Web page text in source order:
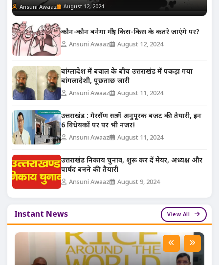
Ansuni Awaaz August 12, 2024
कौन-कौन बनेगा मंत्री, किस-किस के कतरे जाएंगे पर?
Ansuni Awaaz August 12, 2024
बांग्लादेश में बवाल के बीच उत्तराखंड में पकड़ा गया
बांगलादेशी, पूछताछ जारी
Ansuni Awaaz August 11, 2024
उत्तराखंड : गैरसैंण सत्र में अनुपूरक बजट की तैयारी, इन
6 विधेयकों पर पर भी नजर!
Ansuni Awaaz August 11, 2024
उत्तराखंड निकाय चुनाव, शुरू कर दें मेयर, अध्यक्ष और
पार्षद बनने की तैयारी
Ansuni Awaaz August 9, 2024
Instant News View All